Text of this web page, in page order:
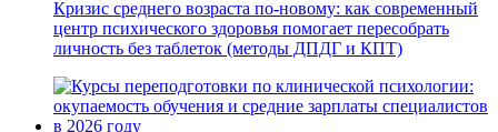
Кризис среднего возраста по-новому: как современный
центр психического здоровья помогает пересобрать
личность без таблеток (методы ДПДГ и КПТ)